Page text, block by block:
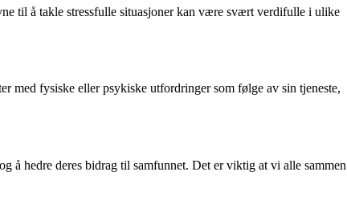
til å takle stressfulle situasjoner kan være svært verdifulle i ulike
med fysiske eller psykiske utfordringer som følge av sin tjeneste,
å hedre deres bidrag til samfunnet. Det er viktig at vi alle sammen